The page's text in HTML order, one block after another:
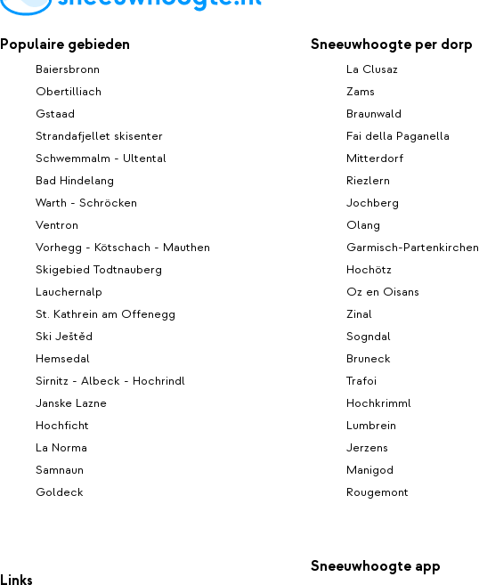
Populaire gebieden
Baiersbronn
Obertilliach
Gstaad
Strandafjellet skisenter
Schwemmalm - Ultental
Bad Hindelang
Warth - Schröcken
Ventron
Vorhegg - Kötschach - Mauthen
Skigebied Todtnauberg
Lauchernalp
St. Kathrein am Offenegg
Ski Ještěd
Hemsedal
Sirnitz - Albeck - Hochrindl
Janske Lazne
Hochficht
La Norma
Samnaun
Goldeck
Sneeuwhoogte per dorp
La Clusaz
Zams
Braunwald
Fai della Paganella
Mitterdorf
Riezlern
Jochberg
Olang
Garmisch-Partenkirchen
Hochötz
Oz en Oisans
Zinal
Sogndal
Bruneck
Trafoi
Hochkrimml
Lumbrein
Jerzens
Manigod
Rougemont
Links
Sneeuwhoogte app